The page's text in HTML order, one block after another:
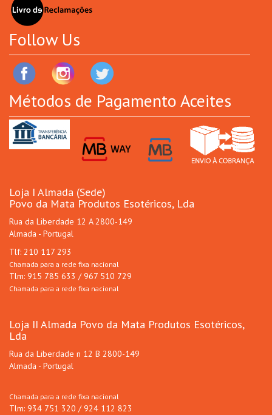
Follow Us
Métodos de Pagamento Aceites
Loja I Almada (Sede)
Povo da Mata Produtos Esotéricos, Lda
Rua da Liberdade 12 A 2800-149
Almada - Portugal
Tlf: 210 117 293
Chamada para a rede fixa nacional
Tlm: 915 785 633 / 967 510 729
Chamada para a rede fixa nacional
Loja II Almada Povo da Mata Produtos Esotéricos,
Lda
Rua da Liberdade n 12 B 2800-149
Almada - Portugal
Chamada para a rede fixa nacional
Tlm: 934 751 320 / 924 112 823